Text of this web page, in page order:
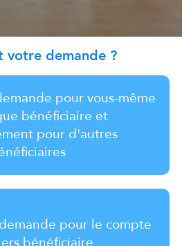
votre demande ?
pour vous-même
bénéficiaire et
pour d'autres
pour le compte